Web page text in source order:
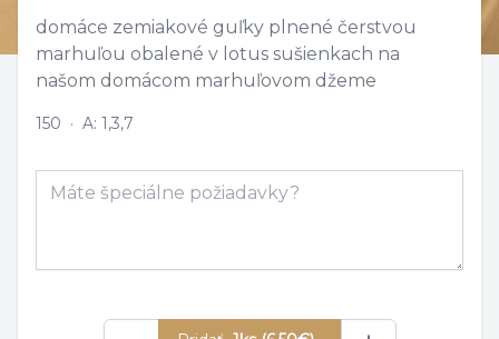
domáce zemiakové guľky plnené čerstvou
marhuľou obalené v lotus sušienkach na
našom domácom marhuľovom džeme
150 · A: 1,3,7